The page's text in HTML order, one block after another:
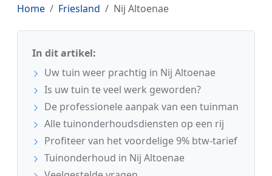
Home Friesland Nij Altoenae
In dit artikel:
Uw tuin weer prachtig in Nij Altoenae
Is uw tuin te veel werk geworden?
De professionele aanpak van een tuinman
Alle tuinonderhoudsdiensten op een rij
Profiteer van het voordelige 9% btw-tarief
Tuinonderhoud in Nij Altoenae